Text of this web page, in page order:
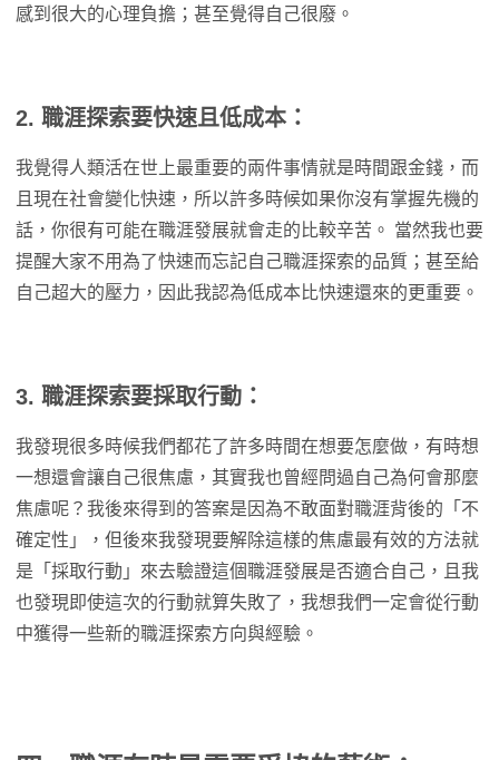
感到很大的心理負擔；甚至覺得自己很廢。
2. 職涯探索要快速且低成本：
我覺得人類活在世上最重要的兩件事情就是時間跟金錢，而
且現在社會變化快速，所以許多時候如果你沒有掌握先機的
話，你很有可能在職涯發展就會走的比較辛苦。 當然我也要
提醒大家不用為了快速而忘記自己職涯探索的品質；甚至給
自己超大的壓力，因此我認為低成本比快速還來的更重要。
3. 職涯探索要採取行動：
我發現很多時候我們都花了許多時間在想要怎麼做，有時想
一想還會讓自己很焦慮，其實我也曾經問過自己為何會那麼
焦慮呢？我後來得到的答案是因為不敢面對職涯背後的「不
確定性」，但後來我發現要解除這樣的焦慮最有效的方法就
是「採取行動」來去驗證這個職涯發展是否適合自己，且我
也發現即使這次的行動就算失敗了，我想我們一定會從行動
中獲得一些新的職涯探索方向與經驗。